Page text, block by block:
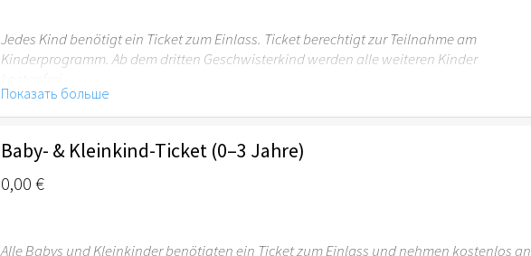
Jedes Kind benötigt ein Ticket zum Einlass. Ticket berechtigt zur Teilnahme am
Kinderprogramm. Ab dem dritten Geschwisterkind werden alle weiteren Kinder
Показать больше
Baby- & Kleinkind-Ticket (0–3 Jahre)
0,00 €
Alle Babys und Kleinkinderbenötigten ein Ticket zum Einlass undnehmen kostenlos an